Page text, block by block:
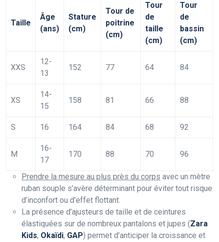
Taille
Âge
(ans)
Stature
(cm)
Tour de
poitrine
(cm)
Tour
de
taille
(cm)
Tour
de
bassin
(cm)
XXS
12-
13
152 77 64 84
XS
14-
15
158 81 66 88
S 16 164 84 68 92
M
16-
17
170 88 70 96
Prendre la mesure au plus près du corps avec un mètre
ruban souple s’avère déterminant pour éviter tout risque
d’inconfort ou d’effet flottant.
La présence d’ajusteurs de taille et de ceintures
élastiquées sur de nombreux pantalons et jupes (Zara
Kids, Okaïdi, GAP) permet d’anticiper la croissance et